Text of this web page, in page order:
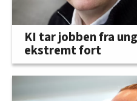
KI tar jobben fra
ekstremt fort